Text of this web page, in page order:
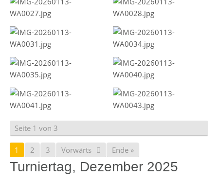
Seite 1 von 3
1 2 3 Vorwärts Ende »
Turniertag, Dezember 2025